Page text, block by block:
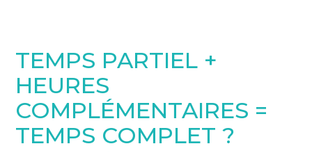
SOGECC – Noisy
SOGECC – République
SOGECC – Turbigo
COMMERÇANTS
GROUPE
SCI / LMNP
Gérer votre quotidien
Piloter votre entreprise
Développer votre entreprise
TEMPS PARTIEL +
HEURES
COMPLÉMENTAIRES =
TEMPS COMPLET ?